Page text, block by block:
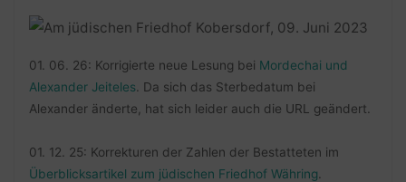
01. 06. 26: Korrigierte neue Lesung bei Mordechai und
Alexander Jeiteles . Da sich das Sterbedatum bei
Alexander änderte, hat sich leider auch die URL geändert.
01. 12. 25: Korrekturen der Zahlen der Bestatteten im
Überblicksartikel zum jüdischen Friedhof Währing